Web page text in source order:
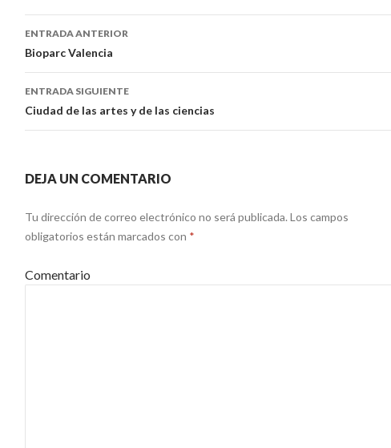
Ir a la entrada
ENTRADA ANTERIOR
Bioparc Valencia
ENTRADA SIGUIENTE
Ciudad de las artes y de las ciencias
DEJA UN COMENTARIO
Tu dirección de correo electrónico no será publicada. Los campos
obligatorios están marcados con *
Comentario